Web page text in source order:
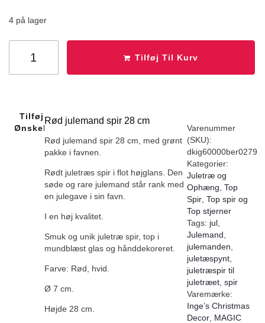
4 på lager
Tilføj Til Kurv
Tilføj Til
Ønskeliste
Rød julemand spir 28 cm
Rød julemand spir 28 cm, med grønt
pakke i favnen.
Rødt juletræs spir i flot højglans. Den
søde og rare julemand står rank med
en julegave i sin favn.
I en høj kvalitet.
Smuk og unik juletræ spir, top i
mundblæst glas og hånddekoreret.
Farve: Rød, hvid.
Ø 7 cm.
Højde 28 cm.
Varenummer
(SKU):
dkig60000ber0279
Kategorier:
Juletræ og
Ophæng ,Top
Spir ,Top spir og
Top stjerner
Tags: jul
Julemand
julemanden
juletæspynt
juletræspir til
juletræet ,spir
Varemærke:
Inge’s Christmas
Decor MAGIC